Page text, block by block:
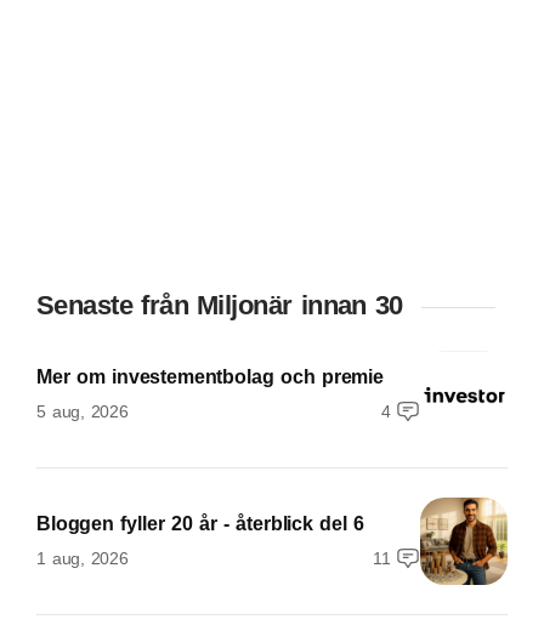
Senaste från Miljonär innan 30
Mer om investementbolag och premie
5 aug, 2026 4
Bloggen fyller 20 år - återblick del 6
1 aug, 2026 11